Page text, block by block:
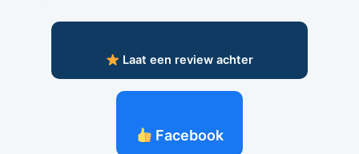
Laat een review achter
Facebook